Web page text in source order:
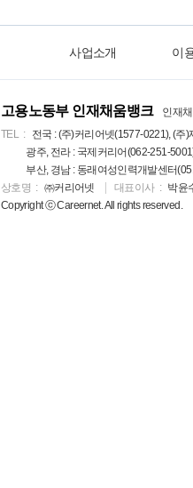
사업소개 이
고용노동부 인재채움뱅크
인재
TEL
전국 : (주)커리어넷(1577-0221), (
광주, 전라 : 국제커리어(062-251-
부산, 경남 : 동래여성인력개발센터
상호명
㈜커리어넷 대표이사
박윤
Copyright ⓒ Careernet. All rights reserved.